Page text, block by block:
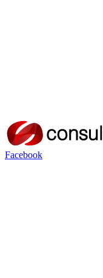
Facebook